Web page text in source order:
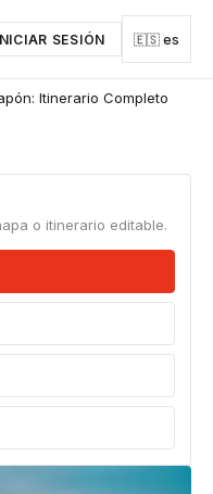
SESIÓN 🇪🇸 es
Itinerario Completo
o itinerario editable.